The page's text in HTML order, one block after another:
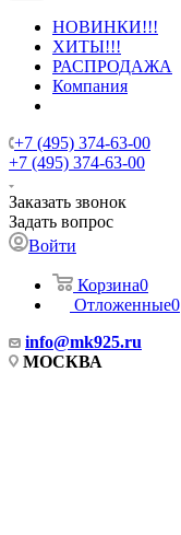
НОВИНКИ!!!
ХИТЫ!!!
РАСПРОДАЖА
Компания
+7 (495) 374-63-00
+7 (495) 374-63-00
Заказать звонок
Задать вопрос
Войти
Корзина0
Отложенные0
info@mk925.ru
МОСКВА